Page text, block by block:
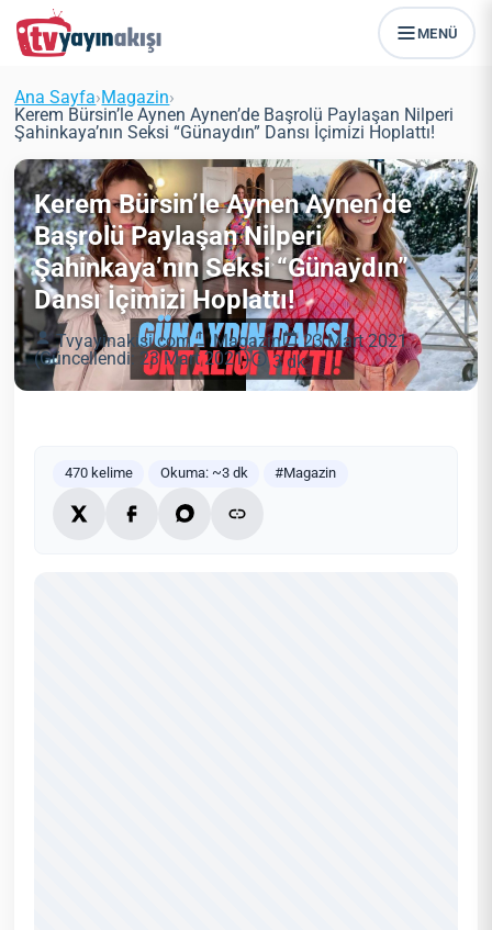
MENÜ
Ana Sayfa›Magazin›
Kerem Bürsin’le Aynen Aynen’de Başrolü Paylaşan Nilperi
Şahinkaya’nın Seksi “Günaydın” Dansı İçimizi Hoplattı!
Kerem Bürsin’le Aynen Aynen’de
Başrolü Paylaşan Nilperi
Şahinkaya’nın Seksi “Günaydın”
Dansı İçimizi Hoplattı!
Tvyayinakisi.com Magazin
23 Mart 2021
(Güncellendi: 23 Mart 2021)
3 dk
470 kelime Okuma: ~3 dk #Magazin